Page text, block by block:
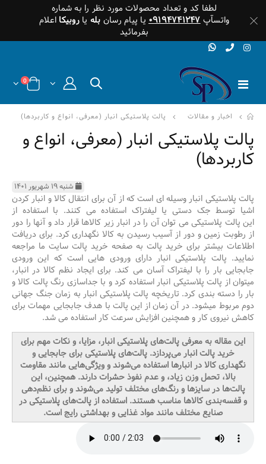
لطفا کد و تعداد محصولات مورد نظر را به شماره
واتسآپ۰۹۱۹۴۷۴۱۲۴۷ یا پیام رسان بله یاروبیکا اعلام
بفرمائید
0
اخبار و مقالات پالت پلاستیکی انبار (معرفی، انواع و کاربردها)
پالت پلاستیکی انبار (معرفی، انواع و
کاربردها)
شنبه ۱۹ شهریور ۱۴۰۱
پالت پلاستیکی انبار وسیله ای است که از آن برای انتقال کالا و انبار کردن
اشیا توسط جک دستی یا لیفتراک استفاده می کنند. با استفاده از
این پالت پلاستیکی می توان آن را در انبار زیر کالاها قرار داد و آنها را دور
از رطوبت زمین و دور از آسیب رسیدن به کالا نگهداری کرد. برای دریافت
اطلاعات بیشتر برای خرید پالت به صفحه خرید پالت سایت ما مراجعه
نمایید. پالت پلاستیکی انبار دارای ورودی هایی است که این ورودی
جابجایی بار را با لیفتراک آسان می کند. برای ایجاد نظم کالا در انبار،
میتوان از پالت پلاستیکی انبار استفاده کرد و با جداسازی رنگ پالت کالا و
بار را دسته بندی کرد. تاریخچه پالت پلاستیکی انبار به زمان جنگ جهانی
دوم مربوط میشود. در آن زمان از این پالت با هدف جابجایی مهمات برای
کاهش نیروی کار و همچنین افزایش سرعت کار استفاده می شد.
این مقاله به معرفی پالت‌های پلاستیکی انبار، مزایا، و نکات مهم برای
خرید پالت انبار می‌پردازد. پالت‌های پلاستیکی برای جابجایی و
نگهداری کالا در انبارها استفاده می‌شوند و ویژگی‌هایی مانند مقاومت
بالا، تحمل وزن زیاد، و عدم نفوذ حشرات دارند. همچنین، این
پالت‌ها در سایزها و رنگ‌های مختلف تولید می‌شوند و برای نظم‌دهی
و قفسه‌بندی کالاها مناسب هستند. استفاده از پالت‌های پلاستیکی در
صنایع مختلف مانند مواد غذایی و بهداشتی رایج است.